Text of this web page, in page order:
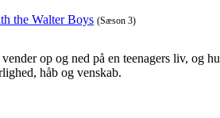
the Walter Boys (Sæson 3)
vender op og ned på en teenagers liv, og
håb og venskab.